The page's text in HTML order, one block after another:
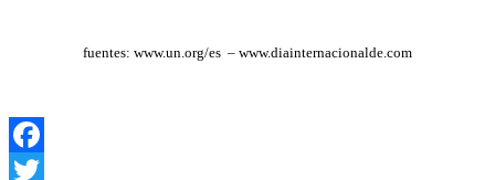
fuentes: www.un.org/es – www.diainternacionalde.com
Facebook